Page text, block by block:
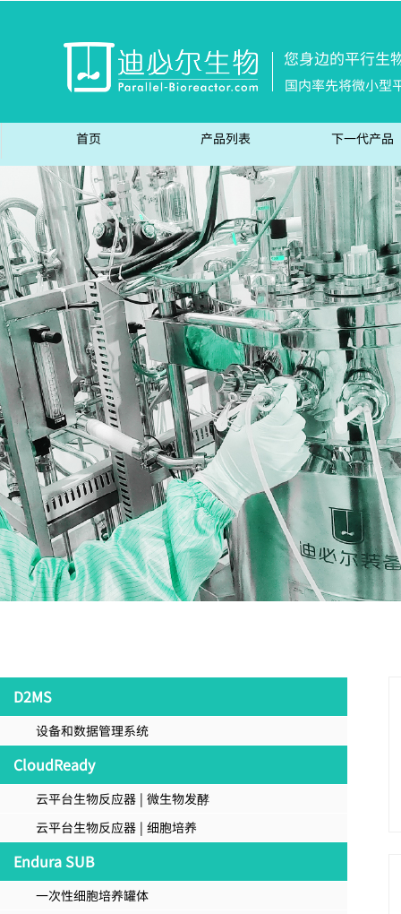
您身边的平行生
国内率先将微小型
首页 产品列表 下一代产品
D2MS
设备和数据管理系统
CloudReady
云平台生物反应器 | 微生物发酵
云平台生物反应器 | 细胞培养
Endura SUB
一次性细胞培养罐体